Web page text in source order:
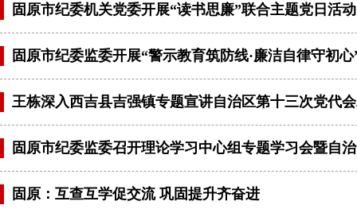
固原市纪委机关党委开展“读书思廉”联合主题党日活动
固原市纪委监委开展“警示教育筑防线·廉洁自律守初
王栋深入西吉县吉强镇专题宣讲自治区第十三次党代
固原市纪委监委召开理论学习中心组专题学习会暨自
固原：互查互学促交流 巩固提升齐奋进